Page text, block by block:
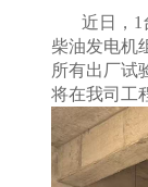
近日，1
柴油发电机
所有出厂试
将在我司工